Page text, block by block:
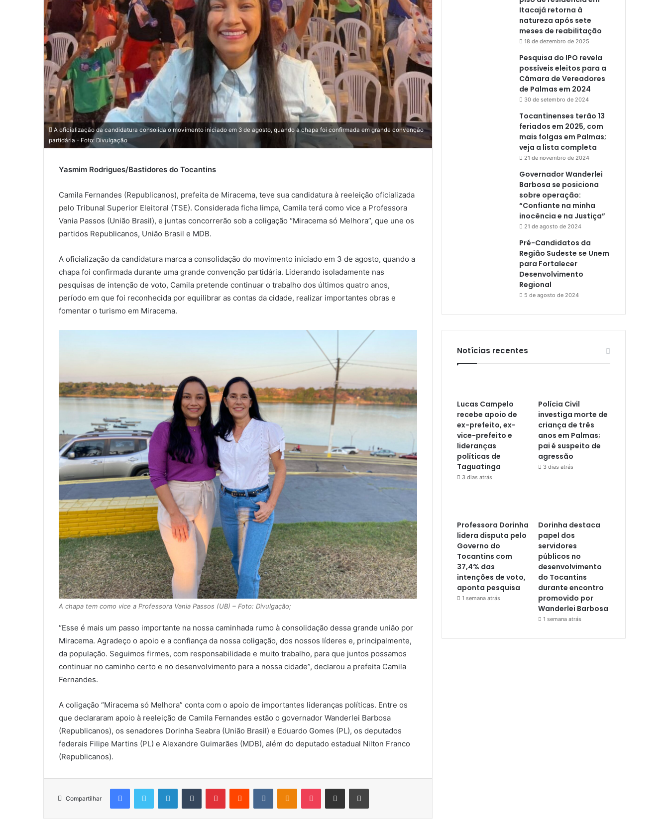
A oficialização da candidatura consolida o movimento iniciado em 3 de agosto, quando a chapa foi confirmada em grande convenção
partidária - Foto: Divulgação
Yasmim Rodrigues/Bastidores do Tocantins
Camila Fernandes (Republicanos), prefeita de Miracema, teve sua candidatura à reeleição oficializada
pelo Tribunal Superior Eleitoral (TSE). Considerada ficha limpa, Camila terá como vice a Professora
Vania Passos (União Brasil), e juntas concorrerão sob a coligação “Miracema só Melhora”, que une os
partidos Republicanos, União Brasil e MDB.
A oficialização da candidatura marca a consolidação do movimento iniciado em 3 de agosto, quando a
chapa foi confirmada durante uma grande convenção partidária. Liderando isoladamente nas
pesquisas de intenção de voto, Camila pretende continuar o trabalho dos últimos quatro anos,
período em que foi reconhecida por equilibrar as contas da cidade, realizar importantes obras e
fomentar o turismo em Miracema.
A chapa tem como vice a Professora Vania Passos (UB) – Foto: Divulgação;
“Esse é mais um passo importante na nossa caminhada rumo à consolidação dessa grande união por
Miracema. Agradeço o apoio e a confiança da nossa coligação, dos nossos líderes e, principalmente,
da população. Seguimos firmes, com responsabilidade e muito trabalho, para que juntos possamos
continuar no caminho certo e no desenvolvimento para a nossa cidade”, declarou a prefeita Camila
Fernandes.
A coligação “Miracema só Melhora” conta com o apoio de importantes lideranças políticas. Entre os
que declararam apoio à reeleição de Camila Fernandes estão o governador Wanderlei Barbosa
(Republicanos), os senadores Dorinha Seabra (União Brasil) e Eduardo Gomes (PL), os deputados
federais Filipe Martins (PL) e Alexandre Guimarães (MDB), além do deputado estadual Nilton Franco
(Republicanos).
Compartilhar
Itacajá retorna à
natureza após sete
meses de reabilitação
18 de dezembro de 2025
Pesquisa do IPO revela
possíveis eleitos para a
Câmara de Vereadores
de Palmas em 2024
30 de setembro de 2024
Tocantinenses terão 13
feriados em 2025, com
mais folgas em Palmas;
veja a lista completa
21 de novembro de 2024
Governador Wanderlei
Barbosa se posiciona
sobre operação:
“Confiante na minha
inocência e na Justiça”
21 de agosto de 2024
Pré-Candidatos da
Região Sudeste se Unem
para Fortalecer
Desenvolvimento
Regional
5 de agosto de 2024
Notícias recentes
Lucas Campelo
recebe apoio de
ex-prefeito, ex-
vice-prefeito e
lideranças
políticas de
Taguatinga
3 dias atrás
Polícia Civil
investiga morte de
criança de três
anos em Palmas;
pai é suspeito de
agressão
3 dias atrás
Professora Dorinha
lidera disputa pelo
Governo do
Tocantins com
37,4% das
intenções de voto,
aponta pesquisa
1 semana atrás
Dorinha destaca
papel dos
servidores
públicos no
desenvolvimento
do Tocantins
durante encontro
promovido por
Wanderlei Barbosa
1 semana atrás